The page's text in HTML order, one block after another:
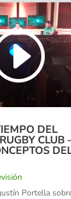
DEL
CLUB
Portella